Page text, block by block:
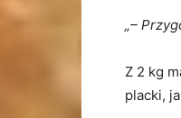
„–
Z 2 kg
placki,